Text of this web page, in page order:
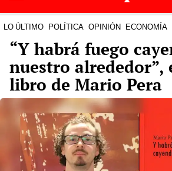
LO ÚLTIMO POLÍTICA OPINIÓN ECONOMÍA
“Y habrá fuego
nuestro alrededor”,
libro de Mario Pera